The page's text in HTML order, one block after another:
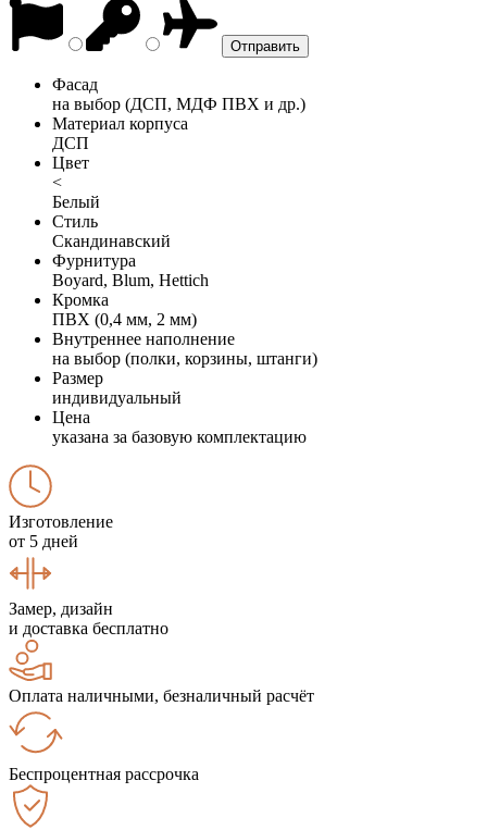
Фасад
на выбор (ДСП, МДФ ПВХ и др.)
Материал корпуса
ДСП
Цвет
<
Белый
Стиль
Скандинавский
Фурнитура
Boyard, Blum, Hettich
Кромка
ПВХ (0,4 мм, 2 мм)
Внутреннее наполнение
на выбор (полки, корзины, штанги)
Размер
индивидуальный
Цена
указана за базовую комплектацию
Изготовление
от 5 дней
Замер, дизайн
и доставка бесплатно
Оплата наличными, безналичный расчёт
Беспроцентная рассрочка